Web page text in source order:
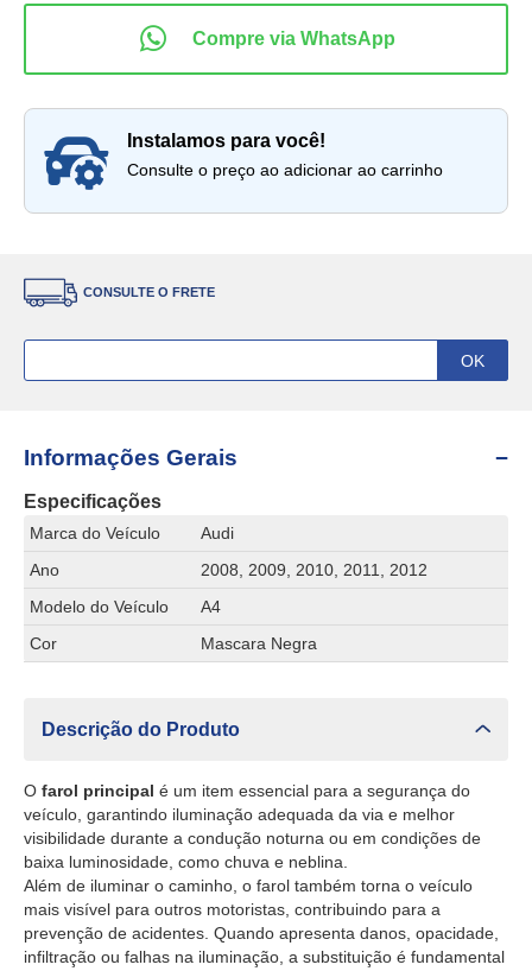
instalamos para você!
Consulte o preço ao adicionar ao carrinho
CONSULTE O FRETE
Informações Gerais
Especificações
Marca do Veículo
Audi
Ano
2008, 2009, 2010, 2011, 2012
Modelo do Veículo
A4
Cor
Mascara Negra
Descrição do Produto
O farol principal é um item essencial para a segurança do
veículo, garantindo iluminação adequada da via e melhor
visibilidade durante a condução noturna ou em condições de
baixa luminosidade, como chuva e neblina.
Além de iluminar o caminho, o farol também torna o veículo
mais visível para outros motoristas, contribuindo para a
prevenção de acidentes. Quando apresenta danos, opacidade,
infiltração ou falhas na iluminação, a substituição é fundamental